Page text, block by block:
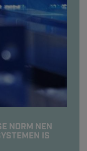
NORM NEN
IS